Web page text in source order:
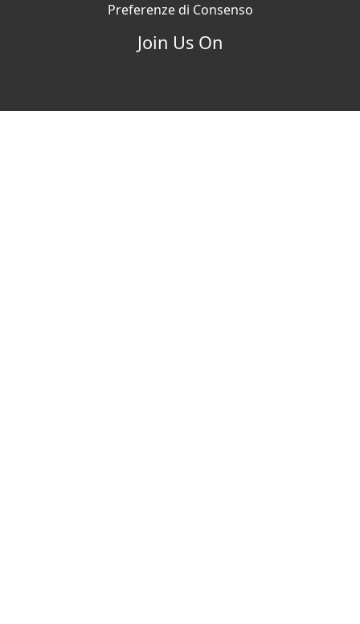
Preferenze di Consenso
Join Us On